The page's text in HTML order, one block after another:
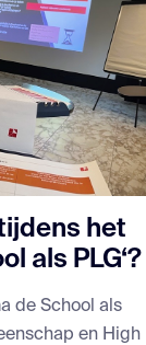
het
als PLG‘?
de School als
en High